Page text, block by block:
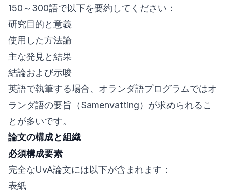
150～300語で以下を要約してください：
研究目的と意義
使用した方法論
主な発見と結果
結論および示唆
英語で執筆する場合、オランダ語プログラムではオ
ランダ語の要旨（Samenvatting）が求められるこ
とが多いです。
論文の構成と組織
必須構成要素
完全なUvA論文には以下が含まれます：
表紙